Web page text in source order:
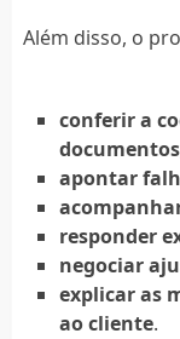
Além disso, o
conferir a
documentos
apontar
responder
negociar
explicar as
ao cliente.